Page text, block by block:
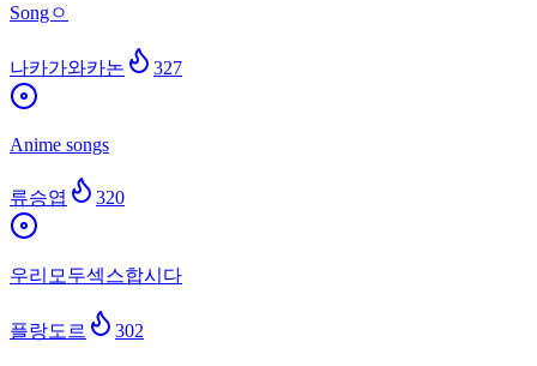
Songㅇ
나카가와카논 327
Anime songs
류승엽 320
우리모두섹스합시다
플랑도르 302